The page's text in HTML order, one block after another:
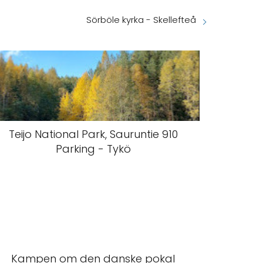
Sörböle kyrka - Skellefteå
Teijo National Park, Sauruntie 910
Parking - Tykö
Kampen om den danske pokal